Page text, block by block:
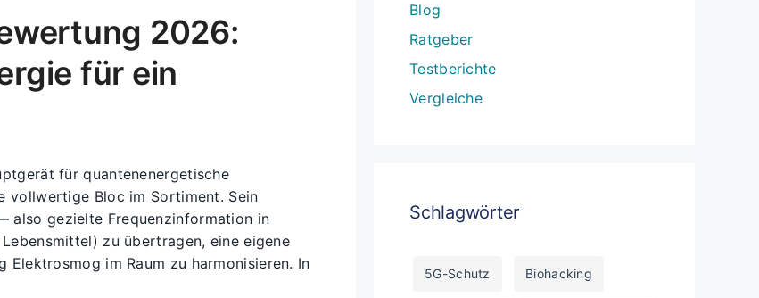
2026:
für ein
für quantenenergetische
vollwertige Bloc im Sortiment. Sein
also gezielte Frequenzinformation in
zu übertragen, eine eigene
Elektrosmog im Raum zu harmonisieren. In
Blog
Ratgeber
Testberichte
Vergleiche
Schlagwörter
5G-Schutz Biohacking